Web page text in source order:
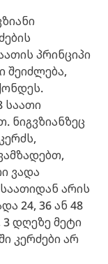
პრინციპი
შეიძლება,
საათი
ნიგვზიანზეც
ვადა
არის
24, 36 ან 48
3 დღეზე მეტი
კერძები არ